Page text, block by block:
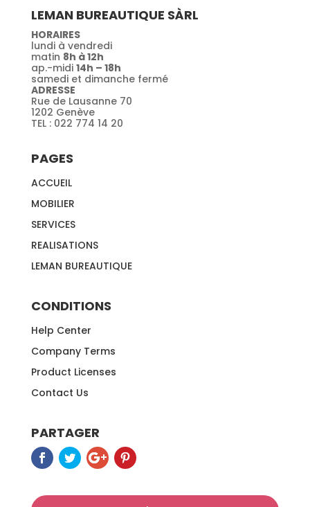
LEMAN BUREAUTIQUE SÀRL
HORAIRES
lundi à vendredi
matin 8h à 12h
ap.-midi 14h – 18h
samedi et dimanche fermé
ADRESSE
Rue de Lausanne 70
1202 Genève
TEL : 022 774 14 20
PAGES
ACCUEIL
MOBILIER
SERVICES
REALISATIONS
LEMAN BUREAUTIQUE
CONDITIONS
Help Center
Company Terms
Product Licenses
Contact Us
PARTAGER